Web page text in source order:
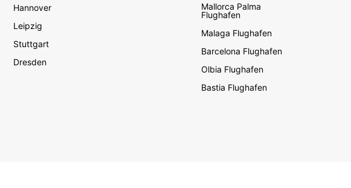
Hannover
Leipzig
Stuttgart
Dresden
Mallorca Palma
Flughafen
Malaga Flughafen
Barcelona Flughafen
Olbia Flughafen
Bastia Flughafen